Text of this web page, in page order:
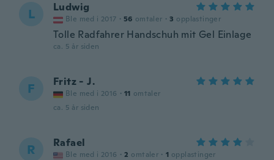
L Ludwig
Ble med i 2017 · 56 omtaler · 3 opplastinger
Tolle Radfahrer Handschuh mit Gel Einlage
ca. 5 år siden
F Fritz - J.
Ble med i 2016 · 11 omtaler
ca. 5 år siden
R Rafael
Ble med i 2016 · 2 omtaler · 1 opplastinger